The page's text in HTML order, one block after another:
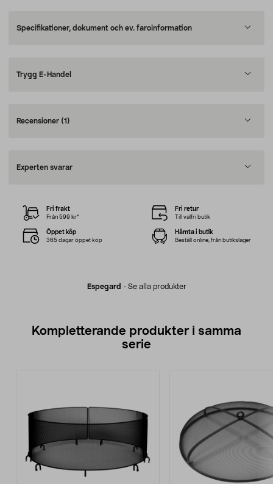
Specifikationer, dokument och ev. faroinformation
Trygg E-Handel
Recensioner (1)
Experten svarar
Espegard - Se alla produkter
Fri frakt
Från 599 kr*
Fri retur
Till valfri butik
Öppet köp
365 dagar öppet köp
Hämta i butik
Beställ online, från butikslager
Kompletterande produkter i samma
serie